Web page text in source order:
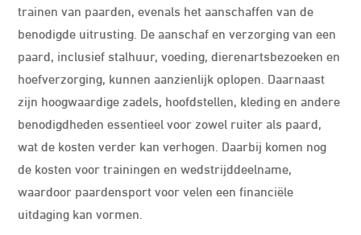
trainen van paarden, evenals het aanschaffen van de
benodigde uitrusting. De aanschaf en verzorging van een
paard, inclusief stalhuur, voeding, dierenartsbezoeken en
hoefverzorging, kunnen aanzienlijk oplopen. Daarnaast
zijn hoogwaardige zadels, hoofdstellen, kleding en andere
benodigdheden essentieel voor zowel ruiter als paard,
wat de kosten verder kan verhogen. Daarbij komen nog
de kosten voor trainingen en wedstrijddeelname,
waardoor paardensport voor velen een financiële
uitdaging kan vormen.